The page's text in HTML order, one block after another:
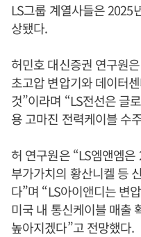
LS그룹 계열사들은 2025
상됐다.
허민호 대신증권 연구원
초고압 변압기와 데이터
것”이라며 “LS전선은 글
용 고마진 전력케이블 수
허 연구원은 “LS엠앤엠
부가가치의 황산니켈 등
다”며 “LS아이앤디는 변
미국 내 통신케이블 매출
높아지겠다”고 전망했다.